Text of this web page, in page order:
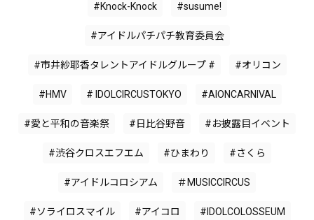
#Knock-Knock #susume!
#アイドルパチパチ教育委員会
#市井紗耶香タレントアイドルグループ # #オリコン
#HMV # IDOLCIRCUSTOKYO #AIONCARNIVAL
#愛と平和の音楽祭 #日比谷野音 #お披露目イベント
#渋谷クロスエフエム #ひまわり #さくら
#アイドルコロシアム ＃MUSICCIRCUS
#ソライロスマイル #アイコロ #IDOLCOLOSSEUM